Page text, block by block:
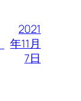
2021
年11月
7日